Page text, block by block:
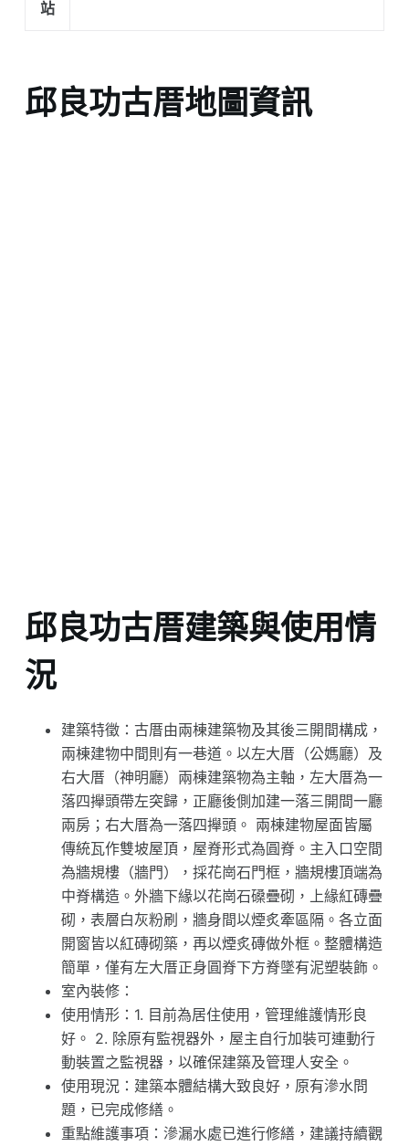
站
邱良功古厝地圖資訊
邱良功古厝建築與使用情
況
建築特徵：古厝由兩棟建築物及其後三開間構成，
兩棟建物中間則有一巷道。以左大厝（公媽廳）及
右大厝（神明廳）兩棟建築物為主軸，左大厝為一
落四攑頭帶左突歸，正廳後側加建一落三開間一廳
兩房；右大厝為一落四攑頭。 兩棟建物屋面皆屬
傳統瓦作雙坡屋頂，屋脊形式為圓脊。主入口空間
為牆規樓（牆門），採花崗石門框，牆規樓頂端為
中脊構造。外牆下緣以花崗石磉疊砌，上緣紅磚疊
砌，表層白灰粉刷，牆身間以煙炙牽區隔。各立面
開窗皆以紅磚砌築，再以煙炙磚做外框。整體構造
簡單，僅有左大厝正身圓脊下方脊墜有泥塑裝飾。
室內裝修：
使用情形：1. 目前為居住使用，管理維護情形良
好。 2. 除原有監視器外，屋主自行加裝可連動行
動裝置之監視器，以確保建築及管理人安全。
使用現況：建築本體結構大致良好，原有滲水問
題，已完成修繕。
重點維護事項：滲漏水處已進行修繕，建議持續觀